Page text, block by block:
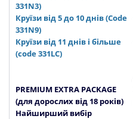
331N3)
Круїзи від 5 до 10 днів (Сode
331N9)
Круїзи від 11 днів і більше
(code 331LC)
PREMIUM EXTRA PACKAGE
(для дорослих від 18 років)
Найширший вибір